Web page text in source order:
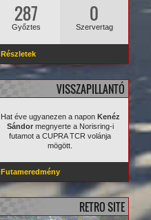
287
Győztes
0
Szervertag
Részletek
VISSZAPILLANTÓ
Hat éve ugyanezen a napon Kenéz
Sándormegnyerte a Norisring-i
futamot a CUPRA TCR volánja
mögött.
Futameredmény
RETRO SITE